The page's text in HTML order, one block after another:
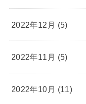
2022年12月 (5)
2022年11月 (5)
2022年10月 (11)